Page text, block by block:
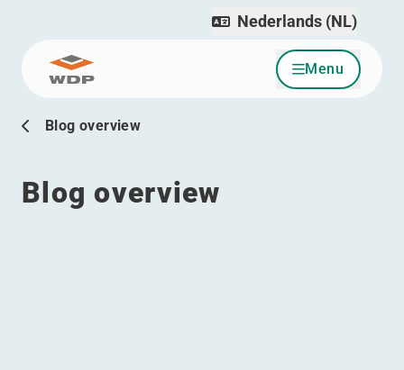
Ga naar inhoud Menu
Nederlands (NL)
Blog overview
Blog overview